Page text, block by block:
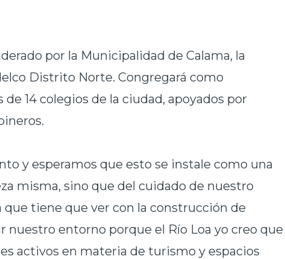
por la Municipalidad de Calama, la
Distrito Norte. Congregará como
14 colegios de la ciudad, apoyados por
y esperamos que esto se instale como una
misma, sino que del cuidado de nuestro
que tiene que ver con la construcción de
nuestro entorno porque el Río Loa yo creo que
activos en materia de turismo y espacios